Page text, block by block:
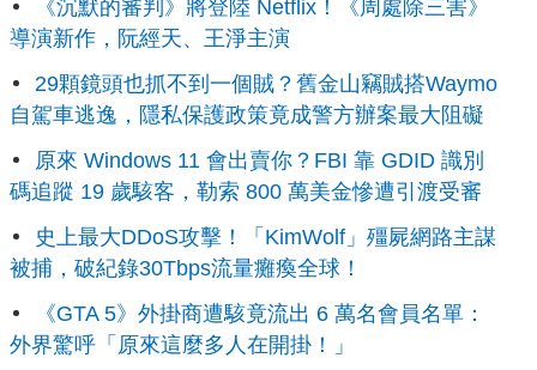
《沉默的審判》將登陸 Netflix！《周處除三害》
導演新作，阮經天、王淨主演
29顆鏡頭也抓不到一個賊？舊金山竊賊搭Waymo
自駕車逃逸，隱私保護政策竟成警方辦案最大阻礙
原來 Windows 11 會出賣你？FBI 靠 GDID 識別
碼追蹤 19 歲駭客，勒索 800 萬美金慘遭引渡受審
史上最大DDoS攻擊！「KimWolf」殭屍網路主謀
被捕，破紀錄30Tbps流量癱瘓全球！
《GTA 5》外掛商遭駭竟流出 6 萬名會員名單：
外界驚呼「原來這麼多人在開掛！」